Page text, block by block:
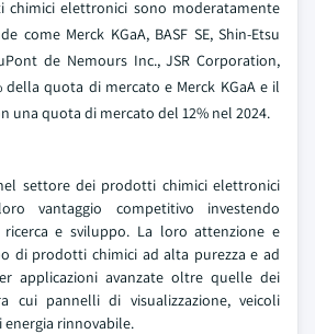
chimici elettronici sono moderatamente
come Merck KGaA, BASF SE, Shin-Etsu
de Nemours Inc., JSR Corporation,
della quota di mercato e Merck KGaA e il
una quota di mercato del 12% nel 2024.
settore dei prodotti chimici elettronici
vantaggio competitivo investendo
e sviluppo. La loro attenzione e
di prodotti chimici ad alta purezza e ad
applicazioni avanzate oltre quelle dei
cui pannelli di visualizzazione, veicoli
rinnovabile.